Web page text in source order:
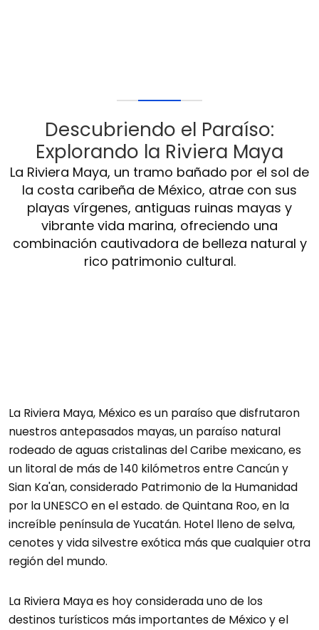
Descubriendo el Paraíso:
Explorando la Riviera Maya
La Riviera Maya, un tramo bañado por el sol de
la costa caribeña de México, atrae con sus
playas vírgenes, antiguas ruinas mayas y
vibrante vida marina, ofreciendo una
combinación cautivadora de belleza natural y
rico patrimonio cultural.
La Riviera Maya, México es un paraíso que disfrutaron
nuestros antepasados mayas, un paraíso natural
rodeado de aguas cristalinas del Caribe mexicano, es
un litoral de más de 140 kilómetros entre Cancún y
Sian Ka'an, considerado Patrimonio de la Humanidad
por la UNESCO en el estado. de Quintana Roo, en la
increíble península de Yucatán. Hotel lleno de selva,
cenotes y vida silvestre exótica más que cualquier otra
región del mundo.
La Riviera Maya es hoy considerada uno de los
destinos turísticos más importantes de México y el